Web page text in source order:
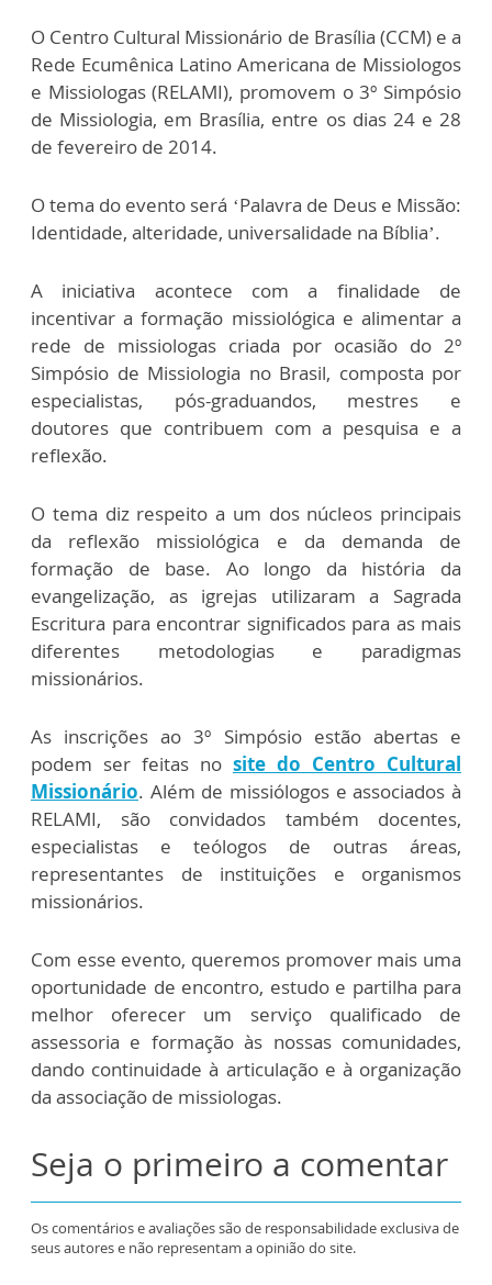
O Centro Cultural Missionário de Brasília (CCM) e a
Rede Ecumênica Latino Americana de Missiologos
e Missiologas (RELAMI), promovem o 3º Simpósio
de Missiologia, em Brasília, entre os dias 24 e 28
de fevereiro de 2014.
O tema do evento será ‘Palavra de Deus e Missão:
Identidade, alteridade, universalidade na Bíblia’.
A iniciativa acontece com a finalidade de
incentivar a formação missiológica e alimentar a
rede de missiologas criada por ocasião do 2º
Simpósio de Missiologia no Brasil, composta por
especialistas, pós-graduandos, mestres e
doutores que contribuem com a pesquisa e a
reflexão.
O tema diz respeito a um dos núcleos principais
da reflexão missiológica e da demanda de
formação de base. Ao longo da história da
evangelização, as igrejas utilizaram a Sagrada
Escritura para encontrar significados para as mais
diferentes metodologias e paradigmas
missionários.
As inscrições ao 3º Simpósio estão abertas e
podem ser feitas no site do Centro Cultural
Missionário. Além de missiólogos e associados à
RELAMI, são convidados também docentes,
especialistas e teólogos de outras áreas,
representantes de instituições e organismos
missionários.
Com esse evento, queremos promover mais uma
oportunidade de encontro, estudo e partilha para
melhor oferecer um serviço qualificado de
assessoria e formação às nossas comunidades,
dando continuidade à articulação e à organização
da associação de missiologas.
Seja o primeiro a comentar
Os comentários e avaliações são de responsabilidade exclusiva de
seus autores e não representam a opinião do site.